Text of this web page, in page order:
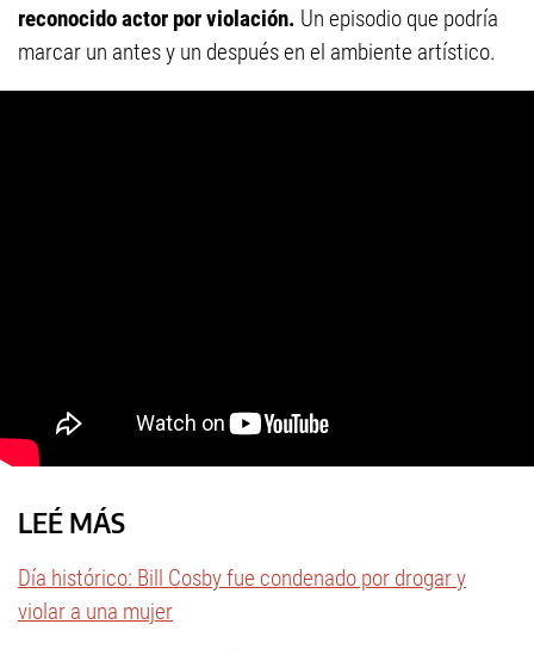
reconocido actor por violación. Un episodio que podría
marcar un antes y un después en el ambiente artístico.
LEÉ MÁS
Día histórico: Bill Cosby fue condenado por drogar y
violar a una mujer